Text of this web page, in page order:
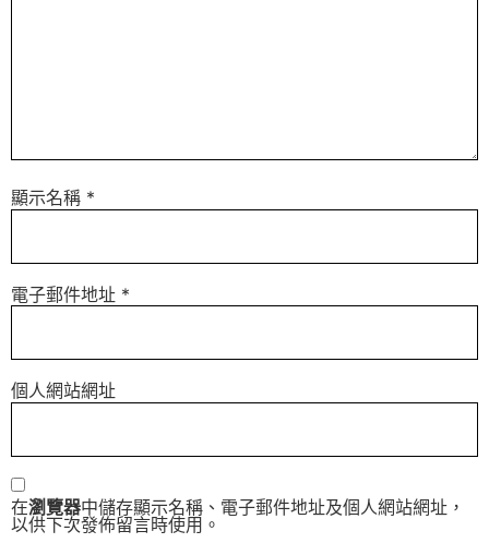
顯示名稱 *
電子郵件地址 *
個人網站網址
在瀏覽器中儲存顯示名稱、電子郵件地址及個人網站網址，
以供下次發佈留言時使用。